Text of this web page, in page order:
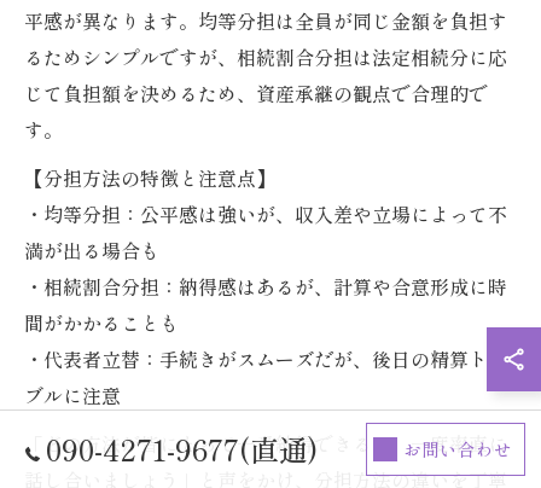
平感が異なります。均等分担は全員が同じ金額を負担す
るためシンプルですが、相続割合分担は法定相続分に応
じて負担額を決めるため、資産承継の観点で合理的で
す。
【分担方法の特徴と注意点】
・均等分担：公平感は強いが、収入差や立場によって不
満が出る場合も
・相続割合分担：納得感はあるが、計算や合意形成に時
間がかかることも
・代表者立替：手続きがスムーズだが、後日の精算トラ
ブルに注意
「どの方法が皆にとって一番納得できるか、一度率直に
話し合いましょう」と声をかけ、分担方法の違いを丁寧
090-4271-9677(直通) お問い合わせ